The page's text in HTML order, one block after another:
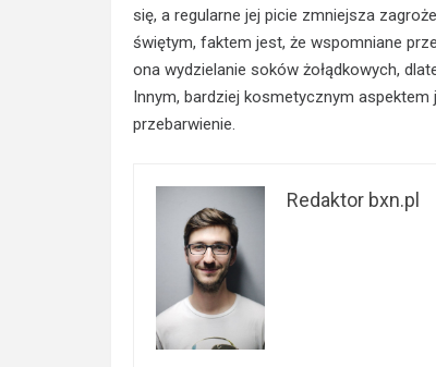
się, a regularne jej picie zmniejsza
świętym, faktem jest, że wspomniane
ona wydzielanie soków żołądkowych,
Innym, bardziej kosmetycznym
przebarwienie.
Redaktor bxn.pl